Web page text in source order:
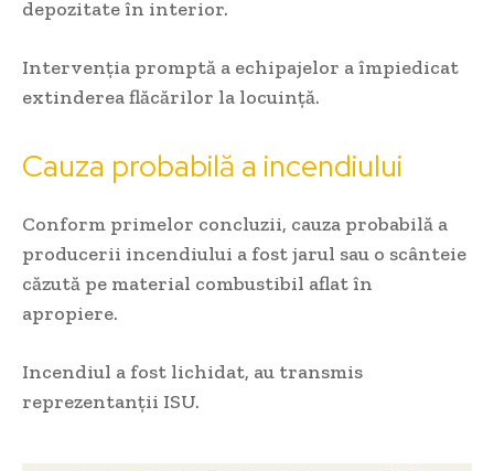
depozitate în interior.
Intervenția promptă a echipajelor a împiedicat
extinderea flăcărilor la locuință.
Cauza probabilă a incendiului
Conform primelor concluzii, cauza probabilă a
producerii incendiului a fost jarul sau o scânteie
căzută pe material combustibil aflat în
apropiere.
Incendiul a fost lichidat, au transmis
reprezentanții ISU.